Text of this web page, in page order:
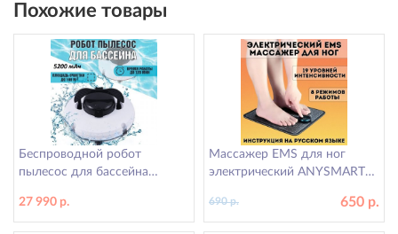
Похожие товары
Беспроводной робот
пылесос для бассейна
(KD531424)
27 990 р.
Массажер EMS для ног
электрический ANYSMART
650 р.
690 р.